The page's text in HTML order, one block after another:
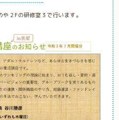
２Fの研修室３で行います。